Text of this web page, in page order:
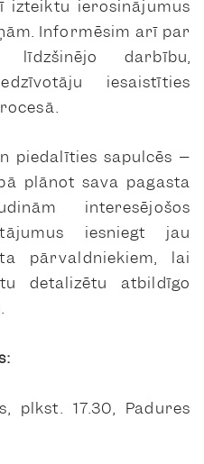
izteiktu ierosinājumus
Informēsim arī par
līdzšinējo darbību,
iesaistīties
piedalīties sapulcēs –
plānot sava pagasta
interesējošos
iesniegt jau
pārvaldniekiem, lai
detalizētu atbildīgo
plkst. 17.30, Padures